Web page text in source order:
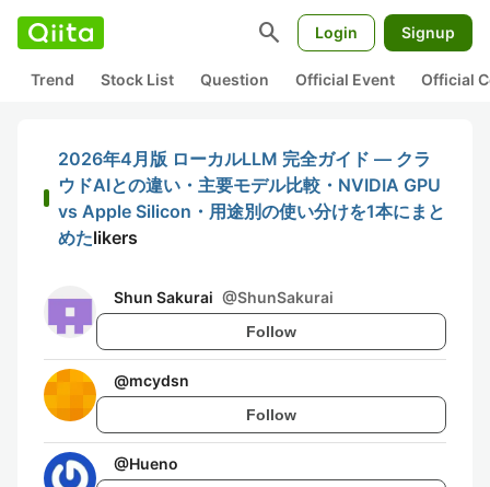
search Login Signup
Trend Stock List Question Official Event Official
2026年4月版 ローカルLLM 完全ガイド ― クラ
ウドAIとの違い・主要モデル比較・NVIDIA GPU
vs Apple Silicon・用途別の使い分けを1本にまと
めたlikers
Shun Sakurai @ShunSakurai
Follow
@mcydsn
Follow
@Hueno